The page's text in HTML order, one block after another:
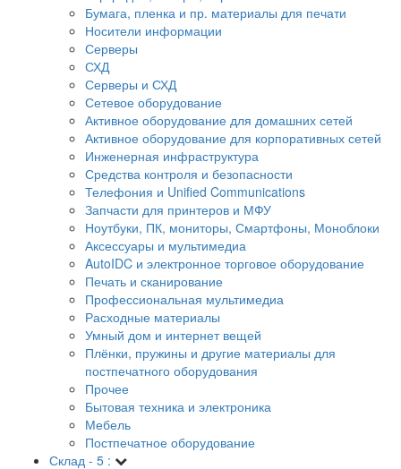
Бумага, пленка и пр. материалы для печати
Носители информации
Серверы
СХД
Серверы и СХД
Сетевое оборудование
Активное оборудование для домашних сетей
Активное оборудование для корпоративных сетей
Инженерная инфраструктура
Средства контроля и безопасности
Телефония и Unified Communications
Запчасти для принтеров и МФУ
Ноутбуки, ПК, мониторы, Смартфоны, Моноблоки
Аксессуары и мультимедиа
AutoIDC и электронное торговое оборудование
Печать и сканирование
Профессиональная мультимедиа
Расходные материалы
Умный дом и интернет вещей
Плёнки, пружины и другие материалы для
постпечатного оборудования
Прочее
Бытовая техника и электроника
Мебель
Постпечатное оборудование
Склад - 5 :